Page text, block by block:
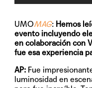
UMOMAG: Hemos
evento incluyendo
en colaboración con
fue esa experiencia
AP: Fue
luminosidad en